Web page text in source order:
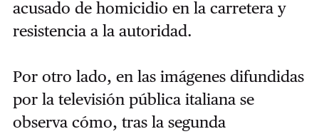
acusado de homicidio en la carretera y
resistencia a la autoridad.
Por otro lado, en las imágenes difundidas
por la televisión pública italiana se
observa cómo, tras la segunda